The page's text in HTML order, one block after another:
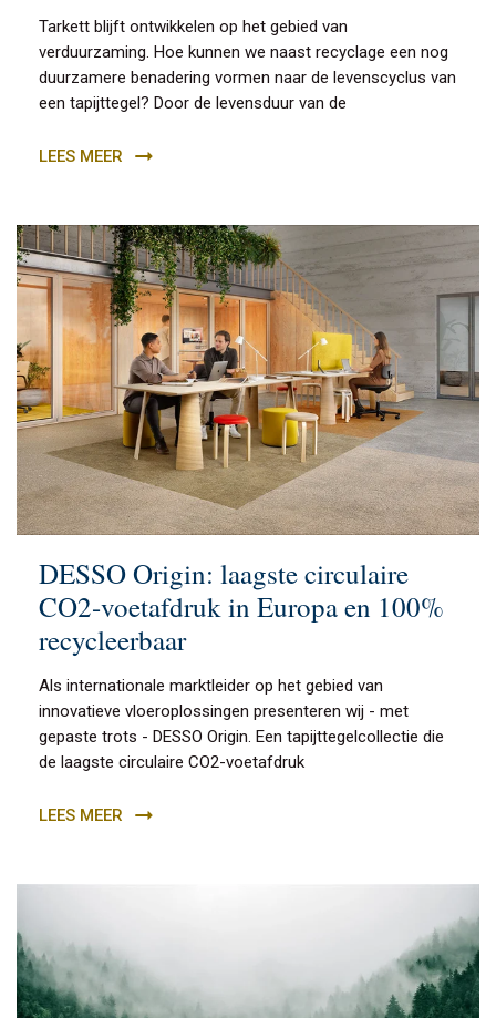
Tarkett blijft ontwikkelen op het gebied van
verduurzaming. Hoe kunnen we naast recyclage een nog
duurzamere benadering vormen naar de levenscyclus van
een tapijttegel? Door de levensduur van de
LEES MEER
DESSO Origin: laagste circulaire
CO2-voetafdruk in Europa en 100%
recycleerbaar
Als internationale marktleider op het gebied van
innovatieve vloeroplossingen presenteren wij - met
gepaste trots - DESSO Origin. Een tapijttegelcollectie die
de laagste circulaire CO2-voetafdruk
LEES MEER